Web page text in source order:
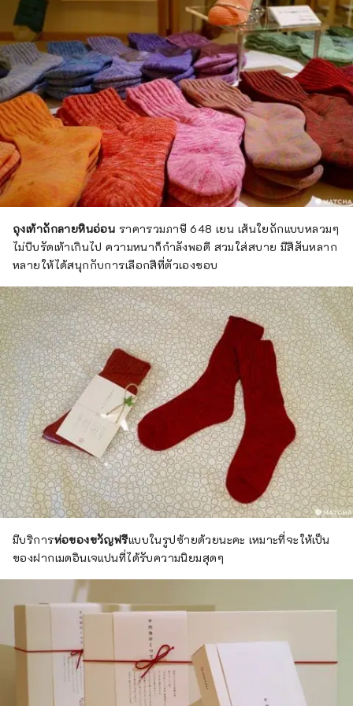
ถุงเท้าถักลายหินอ่อน ราคารวมภาษี 648 เยน เส้นใยถักแบบหลวมๆ
ไม่บีบรัดเท้าเกินไป ความหนาก็กำลังพอดี สวมใส่สบาย มีสีสันหลาก
หลายให้ได้สนุกกับการเลือกสีที่ตัวเองชอบ
มีบริการห่อของขวัญฟรีแบบในรูปซ้ายด้วยนะคะ เหมาะที่จะให้เป็น
ของฝากเมดอินเจแปนที่ได้รับความนิยมสุดๆ